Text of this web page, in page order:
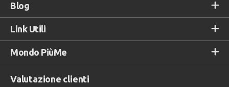
Blog
Link Utili
Mondo PiùMe
Valutazione clienti